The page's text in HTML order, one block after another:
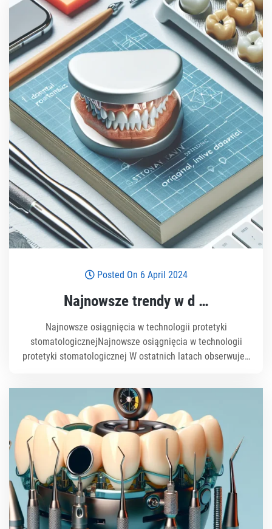
Posted On 6 April 2024
Najnowsze trendy w d …
Najnowsze osiągnięcia w technologii protetyki
stomatologicznejNajnowsze osiągnięcia w technologii
protetyki stomatologicznej W ostatnich latach obserwuje…